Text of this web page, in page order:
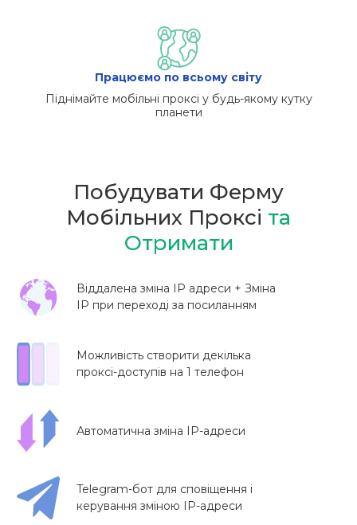
Працюємо по всьому світу
Піднімайте мобільні проксі у будь-якому кутку
планети
Побудувати Ферму
Мобільних Проксі та
Отримати
Віддалена зміна IP адреси + Зміна
IP при переході за посиланням
Можливість створити декілька
проксі-доступів на 1 телефон
Автоматична зміна IP-адреси
Telegram-бот для сповіщення і
керування зміною IP-адреси